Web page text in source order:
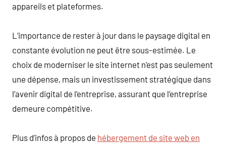
appareils et plateformes.
L’importance de rester à jour dans le paysage digital en
constante évolution ne peut être sous-estimée. Le
choix de moderniser le site internet n’est pas seulement
une dépense, mais un investissement stratégique dans
l’avenir digital de l’entreprise, assurant que l’entreprise
demeure compétitive.
Plus d’infos à propos de hébergement de site web en